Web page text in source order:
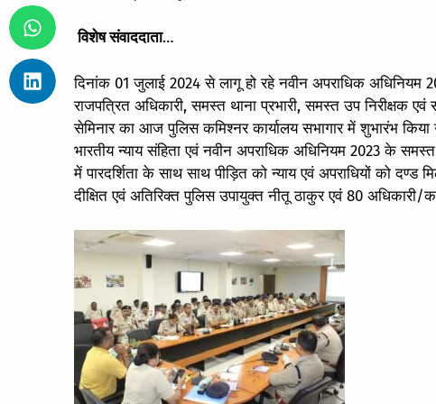
विशेष संवाददाता…
दिनांक 01 जुलाई 2024 से लागू हो रहे नवीन अपराधिक
राजपत्रित अधिकारी, समस्त थाना प्रभारी, समस्त उप निरीक्षक
सेमिनार का आज पुलिस कमिश्नर कार्यालय सभागार में शुभारंभ
भारतीय न्याय संहिता एवं नवीन अपराधिक अधिनियम 2023 के
में पारदर्शिता के साथ साथ पीड़ित को न्याय एवं अपराधियों को
दीक्षित एवं अतिरिक्त पुलिस उपायुक्त नीतू ठाकुर एवं 80 अधिकारी/